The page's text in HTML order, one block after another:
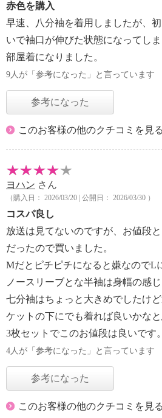
赤色を購入
早速、八分袖を着用しましたが、
いで袖口が伸びた状態になってしま
部屋着になりました。
9人が「参考になった」と言っています
参考になった
このお客様の他のクチコミを見る
ヨハン さん
（購入日： 2026/03/20 | 公開日： 2026/03/30 ）
コスパ良し
放送は見てないのですが、お値段
だったので買いました。
Mだとピチピチになると嫌なのでL
ノースリーブとな半袖は身幅の感
七分袖はちょっと大きめでしたけ
ケットの下にでも着れば良いかなと
3枚セットでこのお値段は良いです。
4人が「参考になった」と言っています
参考になった
このお客様の他のクチコミを見る